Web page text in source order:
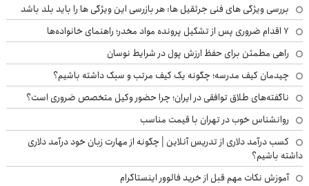
بررسی ویژگی های فنی جرثقیل ها: هر بازرسی این ویژگی ها را باید بلد باشد
۷ اقدام ضروری پس از تشکیل پرونده مواد مخدر؛ راهنمای خانواده‌ها
راهی مطمئن برای حفظ ارزش پول در شرایط نوسان
چیدمان کیف مدرسه؛ چگونه یک کیف مرتب و سبک داشته باشیم؟
ناگفته‌های طلاق توافقی در ایران؛ چرا حضور وکیل متخصص ضروری است؟
روانشناس خوب در تهران با قیمت مناسب
کسب درآمد دلاری از تدریس آنلاین | چگونه از مهارت زبان خود درآمد دلاری
داشته باشیم؟
آموزش نکات مهم قبل از خرید فالوور اینستاگرام